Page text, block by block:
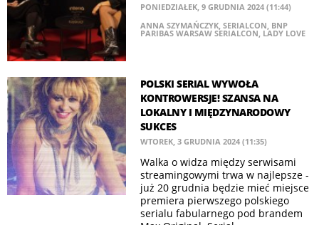
PONIEDZIAŁEK, 9 GRUDNIA 2024 (11:44)
ANNA SZYMAŃCZYK, SERIALCON, BNP
PARIBAS WARSAW SERIALCON, LADY LOVE
POLSKI SERIAL WYWOŁA
KONTROWERSJE! SZANSA NA
LOKALNY I MIĘDZYNARODOWY
SUKCES
WTOREK, 3 GRUDNIA 2024 (11:35)
Walka o widza między serwisami
streamingowymi trwa w najlepsze -
już 20 grudnia będzie mieć miejsce
premiera pierwszego polskiego
serialu fabularnego pod brandem